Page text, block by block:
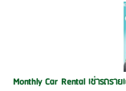
Monthly Car Rental เช่ารถราย